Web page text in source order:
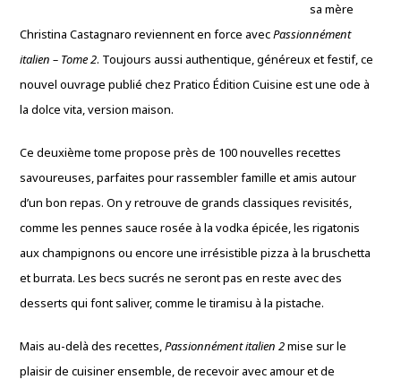
sa mère
Christina Castagnaro reviennent en force avecPassionnément
italien – Tome 2. Toujours aussi authentique, généreux et festif, ce
nouvel ouvrage publié chez Pratico Édition Cuisine est une ode à
la dolce vita, version maison.
Ce deuxième tome propose près de 100 nouvelles recettes
savoureuses, parfaites pour rassembler famille et amis autour
d’un bon repas. On y retrouve de grands classiques revisités,
comme les pennes sauce rosée à la vodka épicée, les rigatonis
aux champignons ou encore une irrésistible pizza à la bruschetta
et burrata. Les becs sucrés ne seront pas en reste avec des
desserts qui font saliver, comme le tiramisu à la pistache.
Mais au-delà des recettes,Passionnément italien 2mise sur le
plaisir de cuisiner ensemble, de recevoir avec amour et de